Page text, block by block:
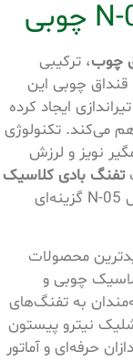
، ترکیبی
چوبی این
ایجاد کرده
نویز و لرزش
تفنگ بادی کلاسیک
هستند، مدل N-05 گزینه‌ای
محصولات
چوبی و
به تفنگ‌های
نیترو پیستون
حرفه‌ای و آماتور